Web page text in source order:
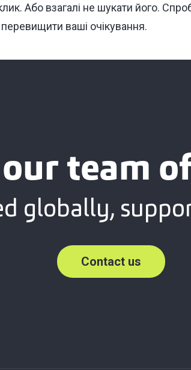
Або взагалі не шукати його.
ваші очікування.
team
globally,
Contact us